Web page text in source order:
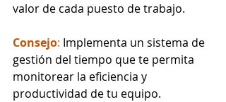
valor de cada puesto de trabajo.
Consejo: Implementa un sistema de
gestión del tiempo que te permita
monitorear la eficiencia y
productividad de tu equipo.